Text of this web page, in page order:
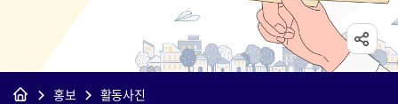
홍보 활동사진